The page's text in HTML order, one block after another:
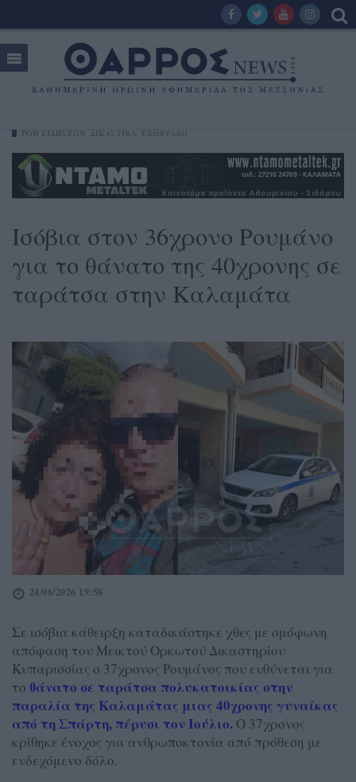
Ισόβια στον 36χρονο Ρουμάνο
για το θάνατο της 40χρονης σε
ταράτσα στην Καλαμάτα
24/06/2026 19:58
Σε ισόβια κάθειρξη καταδικάστηκε χθες με ομόφωνη
απόφαση του Μεικτού Ορκωτού Δικαστηρίου
Κυπαρισσίας ο 37χρονος Ρουμάνος που ευθύνεται για
το θάνατο σε ταράτσα πολυκατοικίας στην
παραλία της Καλαμάτας μιας 40χρονης γυναίκας
από τη Σπάρτη, πέρυσι τον Ιούλιο. Ο 37χρονος
κρίθηκε ένοχος για ανθρωποκτονία από πρόθεση με
ενδεχόμενο δόλο.